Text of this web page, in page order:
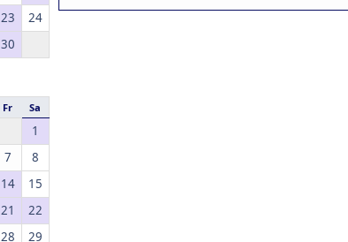
23
24
30
Fr Sa
1
7
8
14
15
21
22
28 29